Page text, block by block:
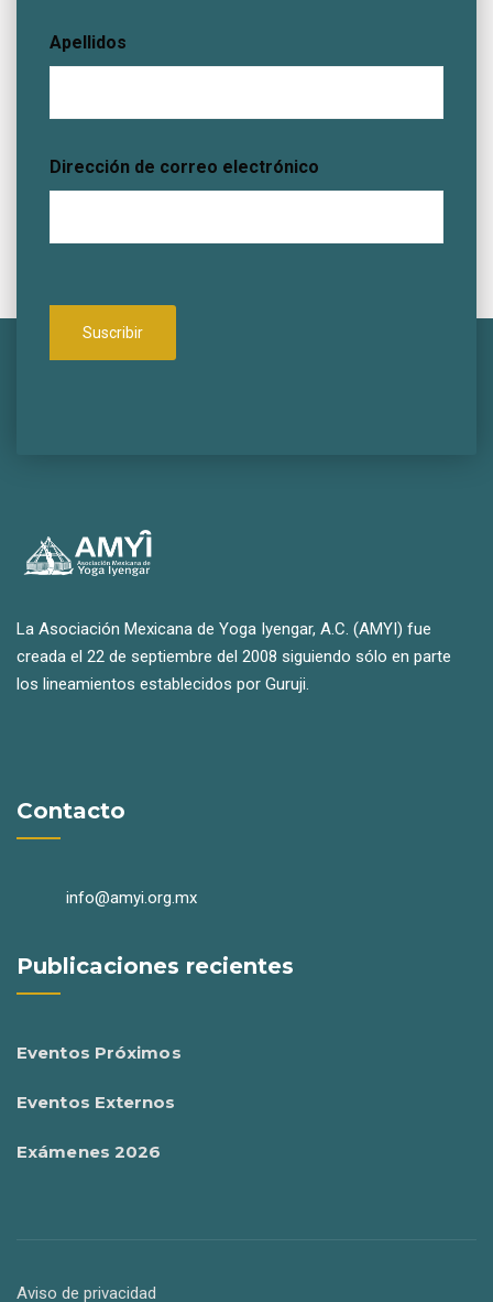
Apellidos
Dirección de correo electrónico
La Asociación Mexicana de Yoga Iyengar, A.C. (AMYI) fue
creada el 22 de septiembre del 2008 siguiendo sólo en parte
los lineamientos establecidos por Guruji.
Contacto
info@amyi.org.mx
Publicaciones recientes
Eventos Próximos
Eventos Externos
Exámenes 2026
Aviso de privacidad